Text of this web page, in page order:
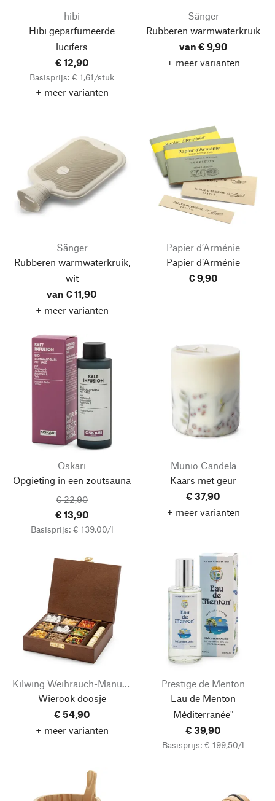
hibi
Hibi geparfumeerde
lucifers
€ 12,90
Basisprijs: € 1,61/stuk
+ meer varianten
Sänger
Rubberen warmwaterkruik
van € 9,90
+ meer varianten
Sänger
Rubberen warmwaterkruik,
wit
van € 11,90
+ meer varianten
Papier d’Arménie
Papier d’Arménie
€ 9,90
Oskari
Opgieting in een zoutsauna
€ 22,90
€ 13,90
Basisprijs: € 139,00/l
Munio Candela
Kaars met geur
€ 37,90
+ meer varianten
Kilwing Weihrauch-Manufaktur
Wierook doosje
€ 54,90
+ meer varianten
Prestige de Menton
Eau de Menton
Méditerranée"
€ 39,90
Basisprijs: € 199,50/l